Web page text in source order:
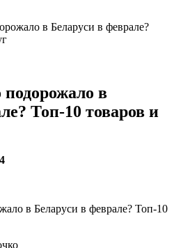
в Беларуси в феврале?
в
Топ-10 товаров и